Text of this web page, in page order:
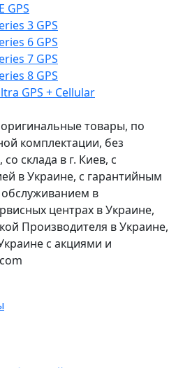
GPS
3 GPS
6 GPS
7 GPS
8 GPS
GPS + Cellular
товары, по
комплектации, без
склада в г. Киев, с
в Украине, с гарантийным
в
центрах в Украине,
Производителя в Украине,
с акциями и